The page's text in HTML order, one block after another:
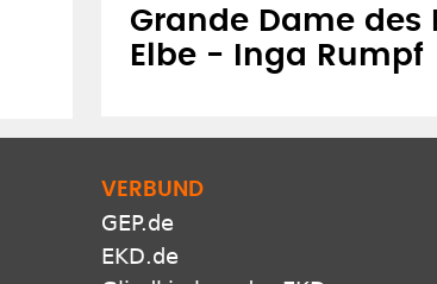
Grande Dame des
Elbe - Inga Rumpf
VERBUND
GEP.de
EKD.de